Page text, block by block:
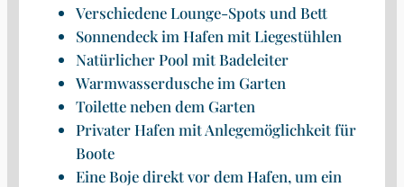
Verschiedene Lounge-Spots und Bett
Sonnendeck im Hafen mit Liegestühlen
Natürlicher Pool mit Badeleiter
Warmwasserdusche im Garten
Toilette neben dem Garten
Privater Hafen mit Anlegemöglichkeit für
Boote
Eine Boje direkt vor dem Hafen, um ein